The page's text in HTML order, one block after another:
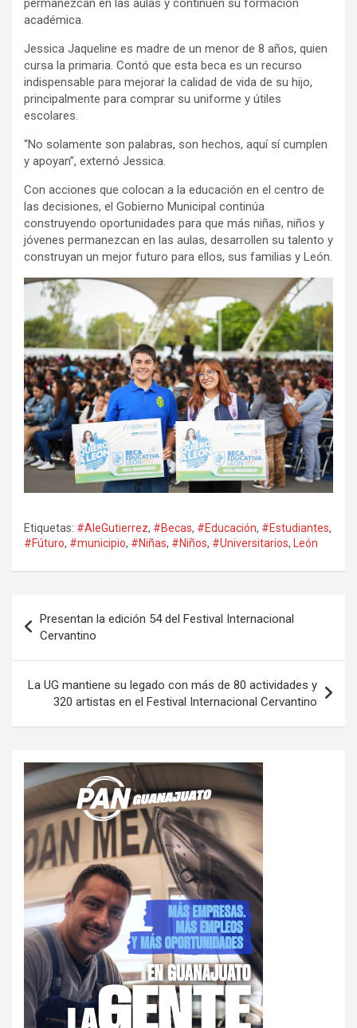
permanezcan en las aulas y continúen su formación
académica.
Jessica Jaqueline es madre de un menor de 8 años, quien
cursa la primaria. Contó que esta beca es un recurso
indispensable para mejorar la calidad de vida de su hijo,
principalmente para comprar su uniforme y útiles
escolares.
“No solamente son palabras, son hechos, aquí sí cumplen
y apoyan”, externó Jessica.
Con acciones que colocan a la educación en el centro de
las decisiones, el Gobierno Municipal continúa
construyendo oportunidades para que más niñas, niños y
jóvenes permanezcan en las aulas, desarrollen su talento y
construyan un mejor futuro para ellos, sus familias y León.
Etiquetas: #AleGutierrez, #Becas, #Educación, #Estudiantes,
#Fúturo, #municipio, #Niñas, #Niños, #Universitarios, León
de
entradas
Presentan la edición 54 del Festival Internacional
Cervantino
La UG mantiene su legado con más de 80 actividades y
320 artistas en el Festival Internacional Cervantino